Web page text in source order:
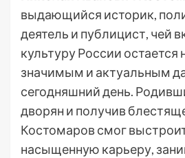
выдающийся историк,
деятель и публицист, чей
культуру России остается
значимым и актуальным
сегодняшний день.
дворян и получив
Костомаров смог
насыщенную карьеру,